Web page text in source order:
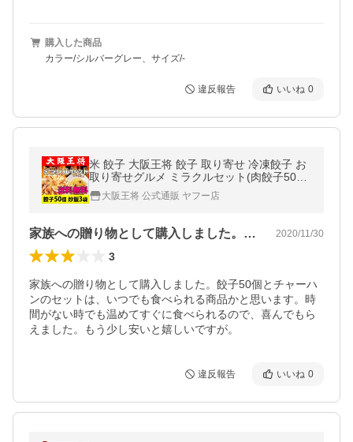
購入した商品
カラー/シルバーグレー、サイズ/-
違反報告 いいね 0
米 餃子 大阪王将 餃子 取り寄せ 冷凍餃子 お
取り寄せグルメ ミラクルセット(肉餃子50個
+チャーハン3袋) チャーハン 冷凍チャーハン
中華 冷凍 爆買
大阪王将 公式通販 ヤフー店
家族への贈り物として購入しました。餃子… 2020/11/30
3
家族への贈り物として購入しました。餃子50個とチャーハ
ンのセットは、いつでも食べられる商品かと思います。時
間がない時でも温めてすぐに食べられるので、喜んでもら
えました。もう少し安いと嬉しいですが。
違反報告 いいね 0